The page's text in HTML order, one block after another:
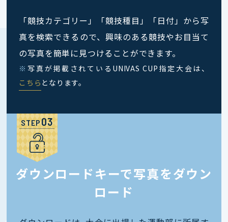
「競技カテゴリー」「競技種目」「日付」から写
真を検索できるので、興味のある競技やお目当て
の写真を簡単に見つけることができます。
※ 写真が掲載されているUNIVAS CUP指定大会は、
こちら となります。
STEP
ダウンロードキーで写真をダウン
ロード